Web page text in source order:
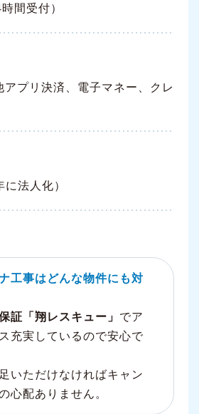
間受付）
プリ決済、電子マネー、クレ
法人化）
工事はどんな物件にも対
証「翔レスキュー」 でア
充実しているので安心で
いただけなければキャン
心配ありません。